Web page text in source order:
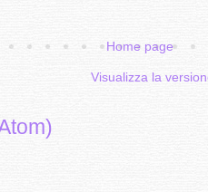
Home page
Visualizza la